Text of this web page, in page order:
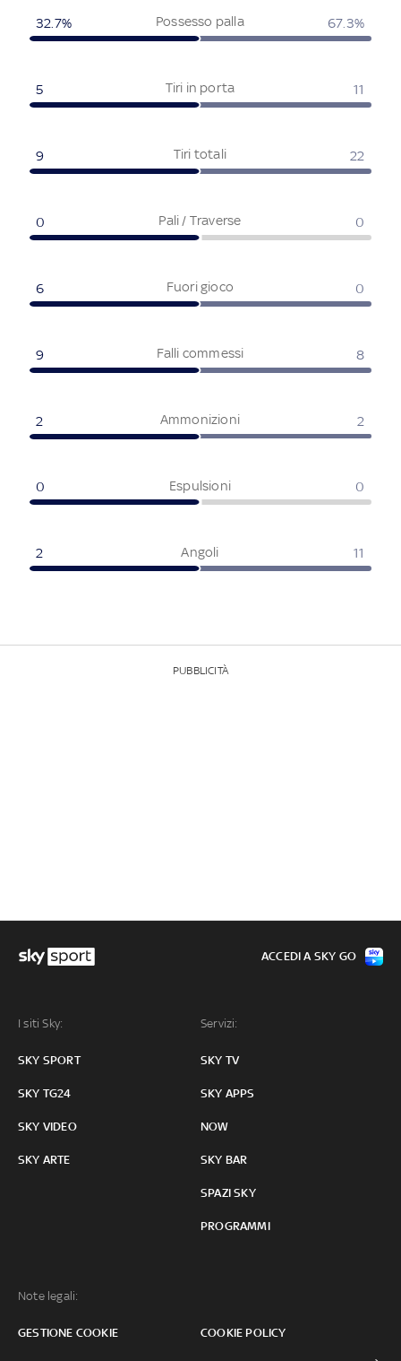
Possesso palla
32.7% 67.3%
Tiri in porta
5 11
Tiri totali
9 22
Pali / Traverse
0 0
Fuori gioco
6 0
Falli commessi
9 8
Ammonizioni
2 2
Espulsioni
0 0
Angoli
2 11
PUBBLICITÀ
I siti Sky:
SKY SPORT
SKY TG24
SKY VIDEO
SKY ARTE
Servizi:
SKY TV
SKY APPS
NOW
SKY BAR
SPAZI SKY
PROGRAMMI
Note legali:
GESTIONE COOKIE COOKIE POLICY
ACCEDI A SKY GO